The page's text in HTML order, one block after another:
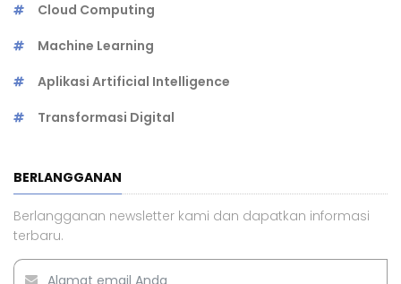
Cloud Computing
Machine Learning
Aplikasi Artificial Intelligence
Transformasi Digital
BERLANGGANAN
Berlangganan newsletter kami dan dapatkan informasi
terbaru.